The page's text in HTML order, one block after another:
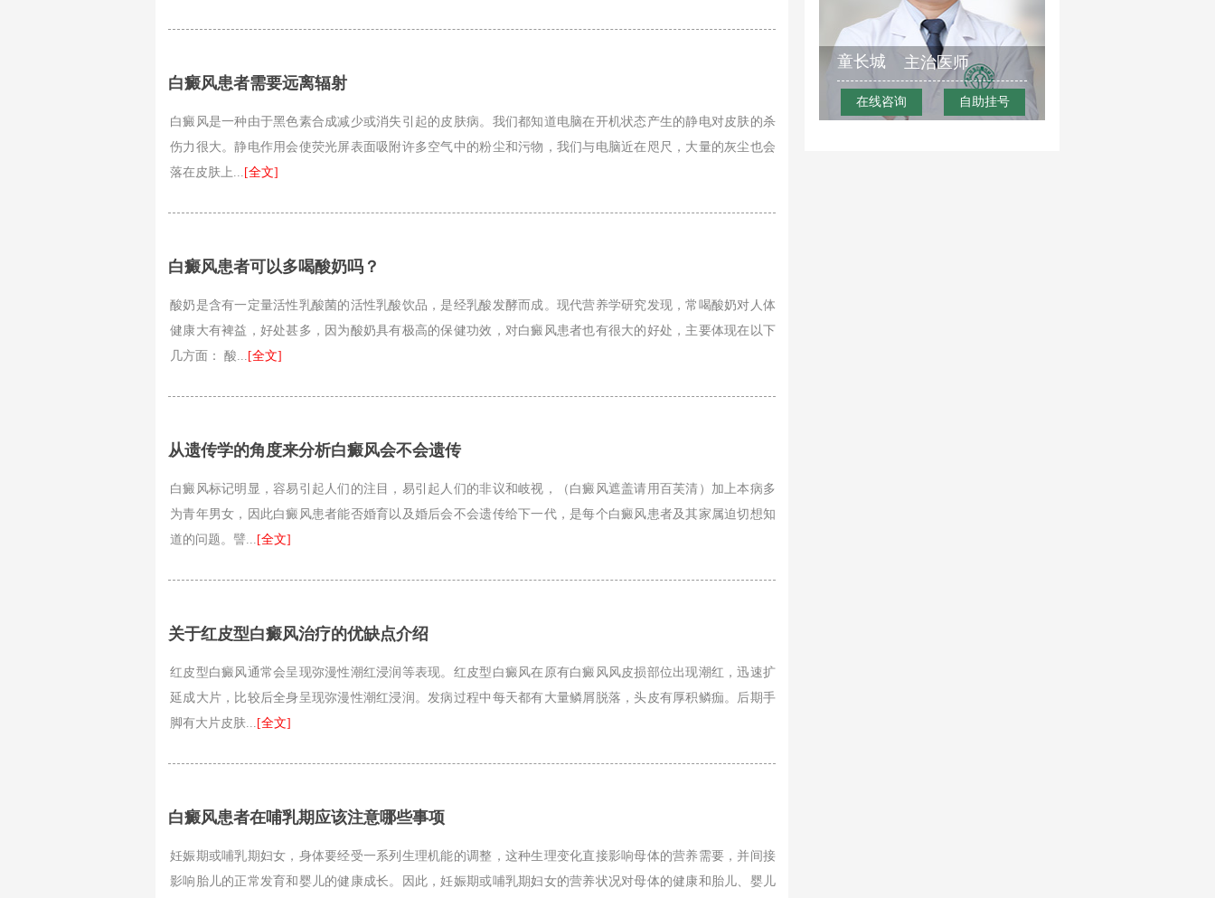
白癜风患者需要远离辐射
白癜风是一种由于黑色素合成减少或消失引起的皮肤病。我们都知道电脑在开机状态产生的静电对皮肤的杀
伤力很大。静电作用会使荧光屏表面吸附许多空气中的粉尘和污物，我们与电脑近在咫尺，大量的灰尘也会
落在皮肤上... [全文]
白癜风患者可以多喝酸奶吗？
酸奶是含有一定量活性乳酸菌的活性乳酸饮品，是经乳酸发酵而成。现代营养学研究发现，常喝酸奶对人体
健康大有裨益，好处甚多，因为酸奶具有极高的保健功效，对白癜风患者也有很大的好处，主要体现在以下
几方面： 酸... [全文]
从遗传学的角度来分析白癜风会不会遗传
白癜风标记明显，容易引起人们的注目，易引起人们的非议和岐视，（白癜风遮盖请用百芙清）加上本病多
为青年男女，因此白癜风患者能否婚育以及婚后会不会遗传给下一代，是每个白癜风患者及其家属迫切想知
道的问题。譬... [全文]
关于红皮型白癜风治疗的优缺点介绍
红皮型白癜风通常会呈现弥漫性潮红浸润等表现。红皮型白癜风在原有白癜风风皮损部位出现潮红，迅速扩
延成大片，比较后全身呈现弥漫性潮红浸润。发病过程中每天都有大量鳞屑脱落，头皮有厚积鳞痂。后期手
脚有大片皮肤... [全文]
白癜风患者在哺乳期应该注意哪些事项
妊娠期或哺乳期妇女，身体要经受一系列生理机能的调整，这种生理变化直接影响母体的营养需要，并间接
影响胎儿的正常发育和婴儿的健康成长。因此，妊娠期或哺乳期妇女的营养状况对母体的健康和胎儿、婴儿
童长城 主治医师
在线咨询 自助挂号